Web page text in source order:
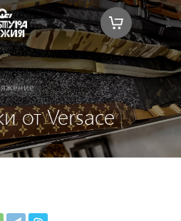
от Versace